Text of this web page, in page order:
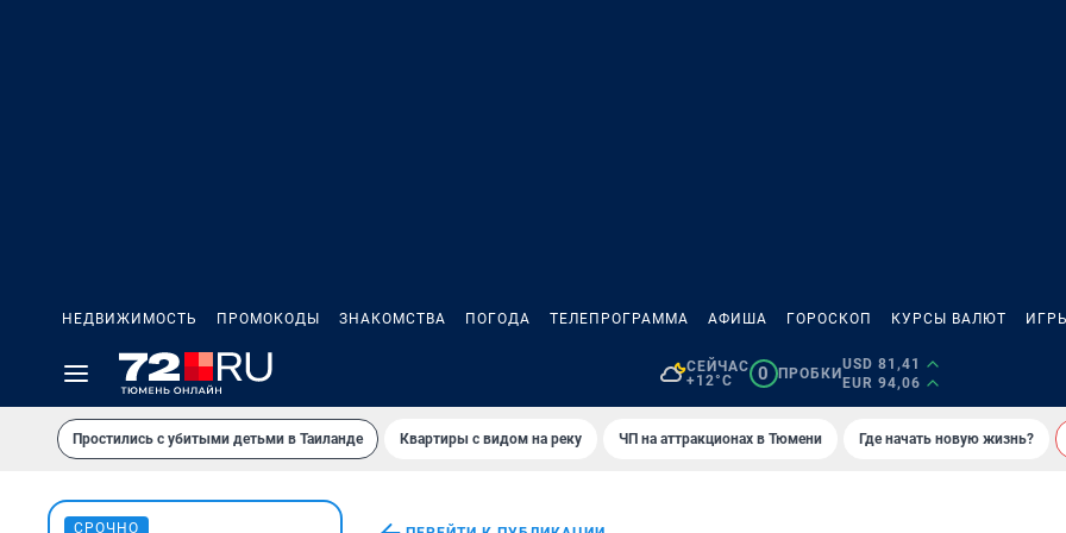
НЕДВИЖИМОСТЬ ПРОМОКОДЫ ЗНАКОМСТВА ПОГОДА ТЕЛЕПРОГРАММА АФИША ГОРОСКОП КУРСЫ ВАЛЮТ ИГРЫ
СЕЙЧАС
+12°C
0 ПРОБКИ
USD 81,41
EUR 94,06
Простились с убитыми детьми в Таиланде Квартиры с видом на реку ЧП на аттракционах в Тюмени Где начать новую жизнь?
СРОЧНО